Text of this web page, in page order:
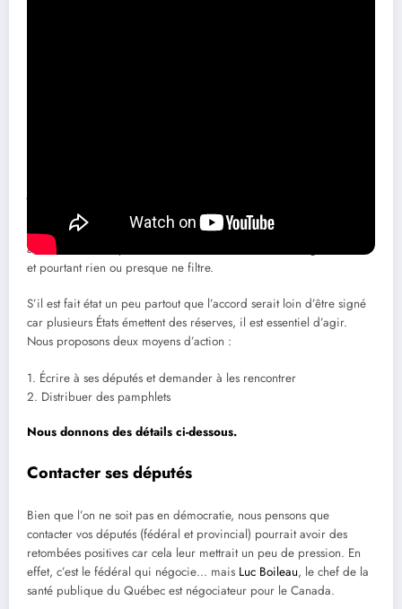
mesures sanitaires (par exemple le port obligatoire du masque),
voire de procéder à une vaccination de masse dès lors que l’OMS
aura déclaré une pandémie. On est dans la dernière ligne droite
et pourtant rien ou presque ne filtre.
S’il est fait état un peu partout que l’accord serait loin d’être signé
car plusieurs États émettent des réserves, il est essentiel d’agir.
Nous proposons deux moyens d’action :
1. Écrire à ses députés et demander à les rencontrer
2. Distribuer des pamphlets
Nous donnons des détails ci-dessous.
Contacter ses députés
Bien que l’on ne soit pas en démocratie, nous pensons que
contacter vos députés (fédéral et provincial) pourrait avoir des
retombées positives car cela leur mettrait un peu de pression. En
effet, c’est le fédéral qui négocie… mais Luc Boileau, le chef de la
santé publique du Québec est négociateur pour le Canada.